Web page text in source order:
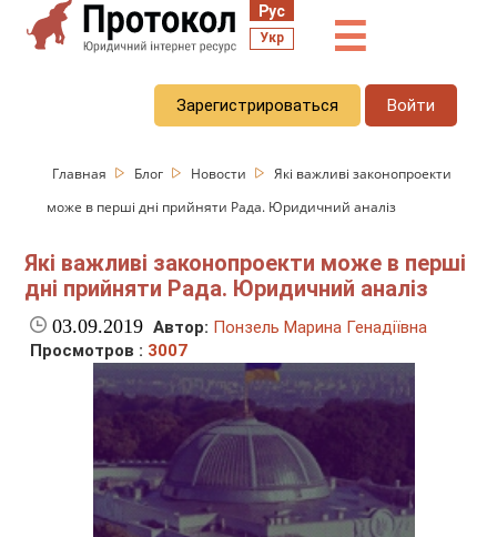
Рус
Укр ☰
Зарегистрироваться Войти
Главная Блог Новости
Які важливі законопроекти
може в перші дні прийняти Рада. Юридичний аналіз
Які важливі законопроекти може в перші
дні прийняти Рада. Юридичний аналіз
03.09.2019 Автор: Понзель Марина Генадіївна
Просмотров : 3007